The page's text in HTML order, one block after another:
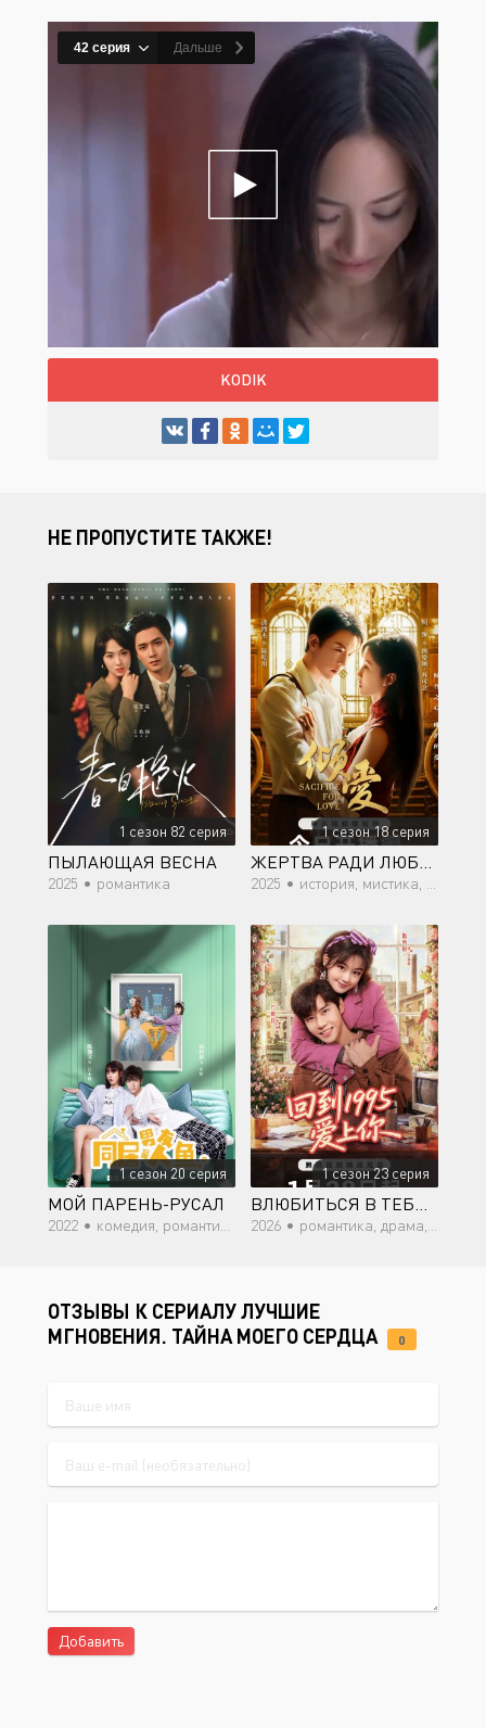
KODIK
НЕ ПРОПУСТИТЕ ТАКЖЕ!
1 сезон 82 серия
ПЫЛАЮЩАЯ ВЕСНА
2025 • романтика
1 сезон 18 серия
ЖЕРТВА РАДИ ЛЮБВИ
2025 • история, мистика, романтика
1 сезон 20 серия
МОЙ ПАРЕНЬ-РУСАЛ
2022 • комедия, романтика, фэнтези
1 сезон 23 серия
ВЛЮБИТЬСЯ В ТЕБЯ В 1995
2026 • романтика, драма, фэнтези
ОТЗЫВЫ К СЕРИАЛУ ЛУЧШИЕ
МГНОВЕНИЯ. ТАЙНА МОЕГО СЕРДЦА
0
Добавить